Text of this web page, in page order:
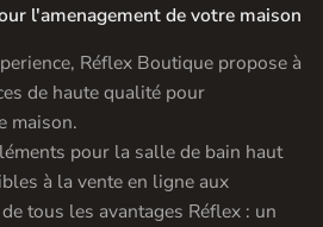
l'amenagement de votre maison
Réflex Boutique propose à
de haute qualité pour
maison.
pour la salle de bain haut
à la vente en ligne aux
tous les avantages Réflex : un